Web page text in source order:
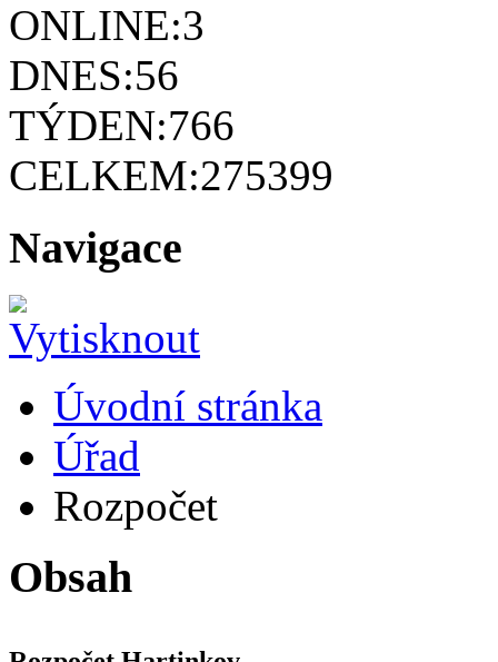
ONLINE:3
DNES:56
TÝDEN:766
CELKEM:275399
Navigace
Úvodní stránka
Úřad
Rozpočet
Obsah